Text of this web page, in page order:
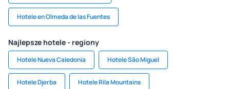
Hotele en Olmeda de las Fuentes
Najlepsze hotele - regiony
Hotele Nueva Caledonia Hotele São Miguel
Hotele Djerba Hotele Rila Mountains